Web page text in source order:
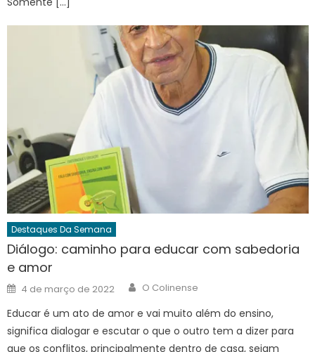
Destaques Da Semana
Diálogo: caminho para educar com sabedoria
e amor
Posted
on
4 de março de 2022 Author
O Colinense
Educar é um ato de amor e vai muito além do ensino,
significa dialogar e escutar o que o outro tem a dizer para
que os conflitos, principalmente dentro de casa, sejam